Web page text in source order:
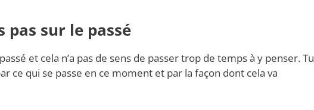
pas sur le passé
et cela n’a pas de sens de passer trop de temps à y penser. Tu
ce qui se passe en ce moment et par la façon dont cela va